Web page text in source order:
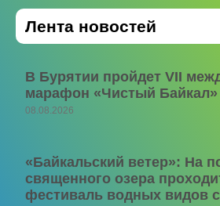
Лента новостей
В Бурятии пройдет VII
марафон «Чистый Байкал»
08.08.2026
«Байкальский ветер»: На
священного озера
фестиваль водных видов